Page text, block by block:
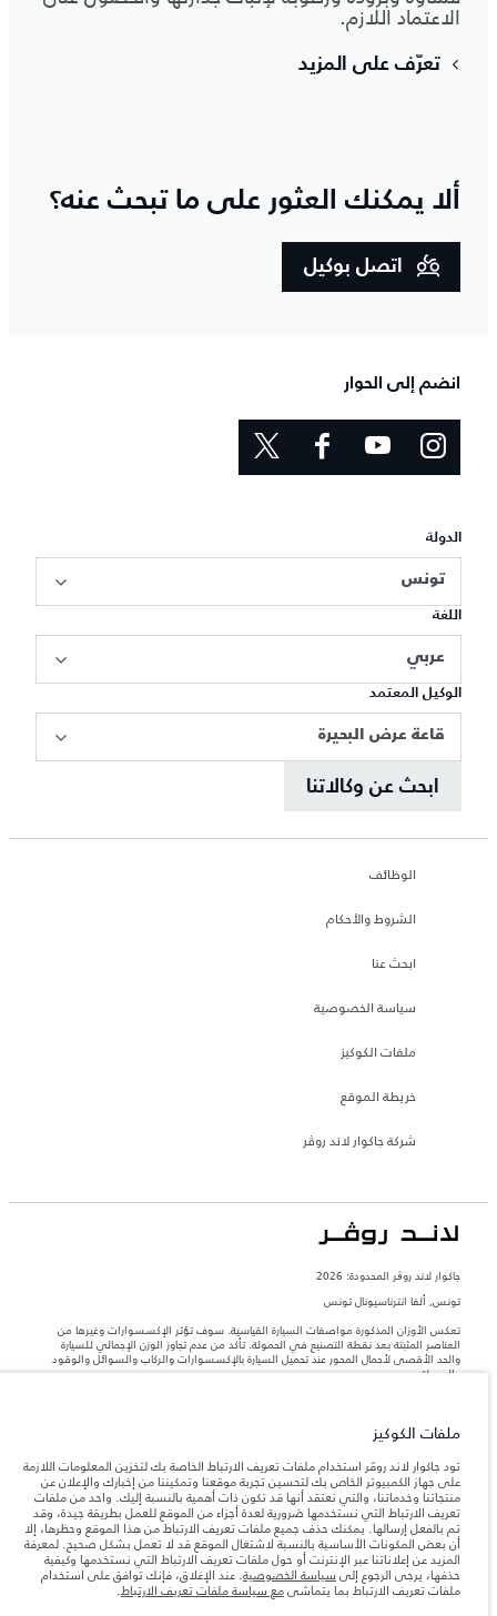
الاعتماد اللازم.
تعرّف على المزيد
ألا يمكنك العثور على ما تبحث عنه؟
اتصل بوكيل
انضم إلى الحوار
الدولة
تونس
اللغة
عربي
الوكيل المعتمد
قاعة عرض البحيرة
ابحث عن وكالاتنا
الوظائف
الشروط والأحكام
ابحث عنا
سياسة الخصوصية
ملفات الكوكيز
خريطة الموقع
شركة جاكوار لاند روڤر
جاكوار لاند روڨر المحدودة: 2026
تونس, ألفا انترناسيونال تونس
تعكس الأوزان المذكورة مواصفات السيارة القياسية. سوف تؤثر الإكسسوارات وغيرها من
العناصر المثبتة بعد نقطة التصنيع في الحمولة. تأكد من عدم تجاوز الوزن الإجمالي للسيارة
والحد الأقصى لأحمال المحور عند تحميل السيارة بالإكسسوارات والركاب والسوائل والوقود
والحمولة.
المعلومات والمواصفات والأسعار والألوان المذكورة على هذا الموقع قد تختلف من بلد إلى
آخر، كما أنّها قد تتغير بدون إشعار مسبق. الرجاء التواصل مع وكيلنا المحلي للتأكد من توفّرها
ملاحظة مهمة حول الصور والمواصفات.إن النقص العالمي في أشباه الموصلات يؤثر حاليًا
في مواصفات تصميم السيارات وتوفر الخيارات وتوقيتات التصاميم. هذا ظرف ديناميكي
للغاية، ونتيجة لذلك، قد لا تمثّل الصور المستخدَمة ضمن موقع الويب حاليًا المواصفات الحالية
بالكامل بالنسبة إلى الميزات والخيارات والحلية ومجموعات الألوان. يرجى استشارة وكيلك الذي
سيتمكّن من تأكيد أي تقييدات حالية معك للسماح لك باتخاذ قرار مدروس
الأرقام المقدمة هي نتيجة لاختبارات المصنع الرسمية وفقاً لتشريعات الاتحاد الأوروبي. قد
يتباين استهلك الوقود الفعلي للمركبة عن ذلك المتحقق في تلك الاختبارات كما أن هذه
الأرقام بغرض المقارنة فحسب.‎‎‎
ملفات الكوكيز
تود جاكوار لاند روڤر استخدام ملفات تعريف الارتباط الخاصة بك لتخزين المعلومات اللازمة
على جهاز الكمبيوتر الخاص بك لتحسين تجربة موقعنا وتمكيننا من إخبارك والإعلان عن
منتجاتنا وخدماتنا، والتي نعتقد أنها قد تكون ذات أهمية بالنسبة إليك. واحد من ملفات
تعريف الارتباط التي نستخدمها ضرورية لعدة أجزاء من الموقع للعمل بطريقة جيدة، وقد
تم بالفعل إرسالها. يمكنك حذف جميع ملفات تعريف الارتباط من هذا الموقع وحظرها، إلا
أن بعض المكونات الأساسية بالنسبة لاشتغال الموقع قد لا تعمل بشكل صحيح. لمعرفة
المزيد عن إعلاناتنا عبر الإنترنت أو حول ملفات تعريف الارتباط التي نستخدمها وكيفية
حذفها، يرجى الرجوع إلى سياسة الخصوصية. عند الإغلاق، فإنك توافق على استخدام
ملفات تعريف الارتباط بما يتماشىمع سياسة ملفات تعريف الارتباط.